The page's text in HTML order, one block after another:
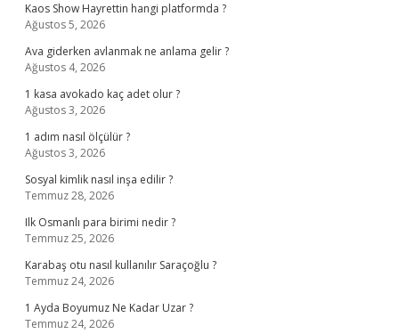
Kaos Show Hayrettin hangi platformda ?
Ağustos 5, 2026
Ava giderken avlanmak ne anlama gelir ?
Ağustos 4, 2026
1 kasa avokado kaç adet olur ?
Ağustos 3, 2026
1 adım nasıl ölçülür ?
Ağustos 3, 2026
Sosyal kimlik nasıl inşa edilir ?
Temmuz 28, 2026
Ilk Osmanlı para birimi nedir ?
Temmuz 25, 2026
Karabaş otu nasıl kullanılır Saraçoğlu ?
Temmuz 24, 2026
1 Ayda Boyumuz Ne Kadar Uzar ?
Temmuz 24, 2026